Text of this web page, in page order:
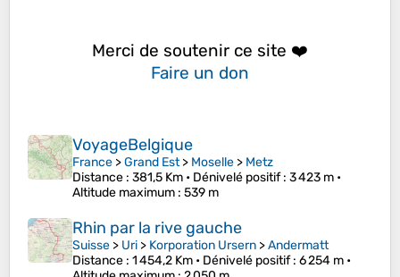
Merci de soutenir ce site ❤️
Faire un don
VoyageBelgique
France >Grand Est> Moselle > Metz
Distance : 381,5 Km • Dénivelé positif: 3 423 m •
Altitude maximum : 539 m
Rhin par la rive gauche
Suisse > Uri > Korporation Ursern >Andermatt
Distance : 1 454,2 Km • Dénivelé positif: 6 254 m •